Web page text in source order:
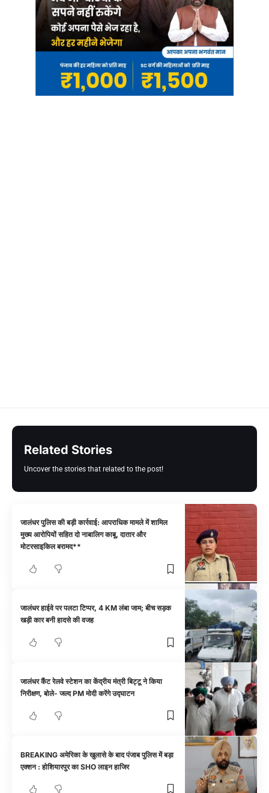
Related Stories
Uncover the stories that related to the post!
जालंधर पुलिस की बड़ी कार्रवाई: आपराधिक मामले में शामिल
मुख्य आरोपियों सहित दो नाबालिग काबू, दातार और
मोटरसाइकिल बरामद**
जालंधर हाईवे पर पलटा टिप्पर, 4 KM लंबा जाम; बीच सड़क
खड़ी कार बनी हादसे की वजह
जालंधर कैंट रेलवे स्टेशन का केंद्रीय मंत्री बिट्टू ने किया
निरीक्षण, बोले- जल्द PM मोदी करेंगे उद्घाटन
BREAKING अमेरिका के खुलासे के बाद पंजाब पुलिस में बड़ा
एक्शन : होशियारपुर का SHO लाइन हाजिर